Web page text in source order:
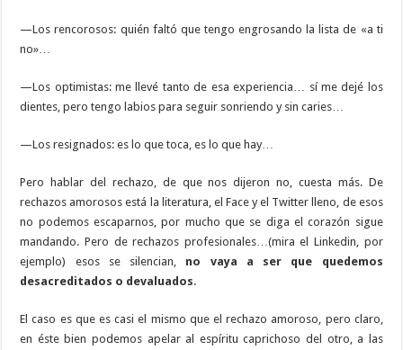
—Los rencorosos: quién faltó que tengo engrosando la lista de «a ti
no»…
—Los optimistas: me llevé tanto de esa experiencia… sí me dejé los
dientes, pero tengo labios para seguir sonriendo y sin caries…
—Los resignados: es lo que toca, es lo que hay…
Pero hablar del rechazo, de que nos dijeron no, cuesta más. De
rechazos amorosos está la literatura, el Face y el Twitter lleno, de esos
no podemos escaparnos, por mucho que se diga el corazón sigue
mandando. Pero de rechazos profesionales…(mira el Linkedin, por
ejemplo) esos se silencian, no vaya a ser que quedemos
desacreditados o devaluados.
El caso es que es casi el mismo que el rechazo amoroso, pero claro,
en éste bien podemos apelar al espíritu caprichoso del otro, a las